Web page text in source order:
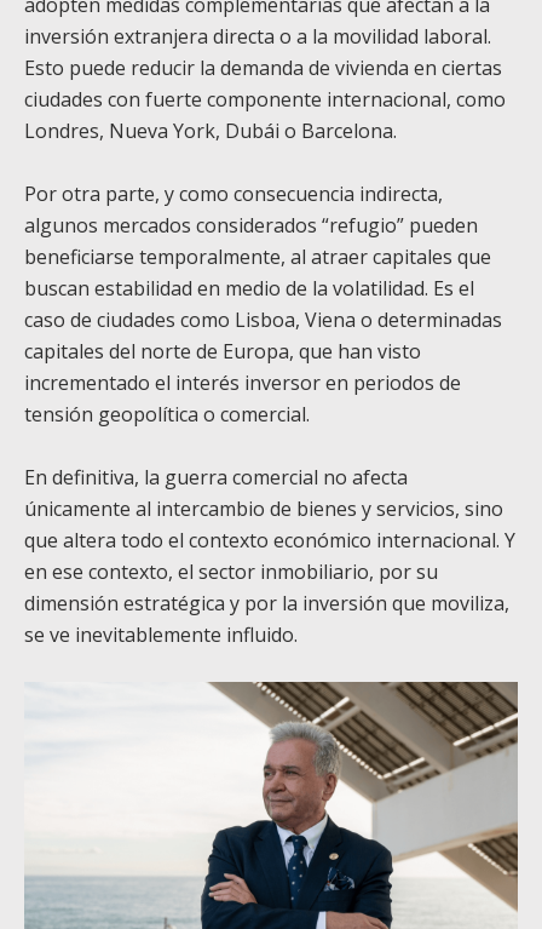
adopten medidas complementarias que afectan a la
inversión extranjera directa o a la movilidad laboral.
Esto puede reducir la demanda de vivienda en ciertas
ciudades con fuerte componente internacional, como
Londres, Nueva York, Dubái o Barcelona.
Por otra parte, y como consecuencia indirecta,
algunos mercados considerados “refugio” pueden
beneficiarse temporalmente, al atraer capitales que
buscan estabilidad en medio de la volatilidad. Es el
caso de ciudades como Lisboa, Viena o determinadas
capitales del norte de Europa, que han visto
incrementado el interés inversor en periodos de
tensión geopolítica o comercial.
En definitiva, la guerra comercial no afecta
únicamente al intercambio de bienes y servicios, sino
que altera todo el contexto económico internacional. Y
en ese contexto, el sector inmobiliario, por su
dimensión estratégica y por la inversión que moviliza,
se ve inevitablemente influido.